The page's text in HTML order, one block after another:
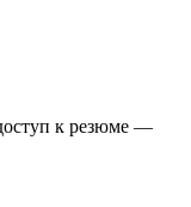
к резюме —